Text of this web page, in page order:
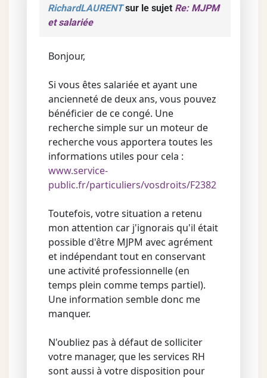
RichardLAURENTsur le sujet Re: MJPM
et salariée
Bonjour,
Si vous êtes salariée et ayant une
ancienneté de deux ans, vous pouvez
bénéficier de ce congé. Une
recherche simple sur un moteur de
recherche vous apportera toutes les
informations utiles pour cela :
www.service-
public.fr/particuliers/vosdroits/F2382
Toutefois, votre situation a retenu
mon attention car j'ignorais qu'il était
possible d'être MJPM avec agrément
et indépendant tout en conservant
une activité professionnelle (en
temps plein comme temps partiel).
Une information semble donc me
manquer.
N'oubliez pas à défaut de solliciter
votre manager, que les services RH
sont aussi à votre disposition pour